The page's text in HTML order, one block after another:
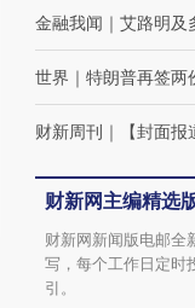
金融我闻 ｜ 艾路明及
世界 ｜ 特朗普再签两
财新周刊 ｜ 【封面
财新网主编精选
财新网新闻版电邮全
写，每个工作日定时
引。